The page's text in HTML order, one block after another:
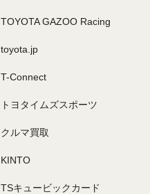
TOYOTA GAZOO Racing
toyota.jp
T-Connect
トヨタイムズスポーツ
クルマ買取
KINTO
TSキュービックカード